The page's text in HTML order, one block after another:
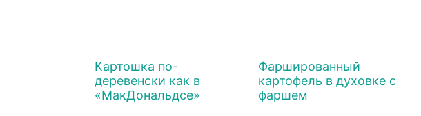
Картошка по-
деревенски как в
«МакДональдсе»
Фаршированный
картофель в духовке с
фаршем